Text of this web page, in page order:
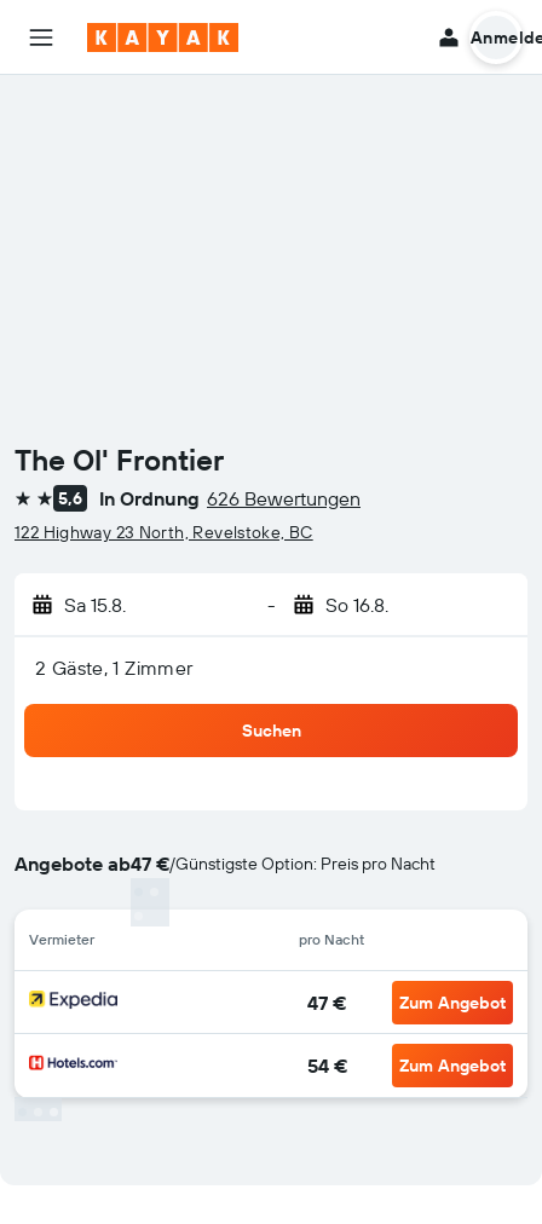
The Ol' Frontier
2 Sterne
5,6 In Ordnung 626 Bewertungen
122 Highway 23 North, Revelstoke, BC
Sa 15.8. - So 16.8.
2 Gäste, 1 Zimmer
Suchen
Angebote ab47 €/Günstigste Option: Preis pro Nacht
Vermieter pro Nacht
47 € Zum Angebot
54 € Zum Angebot